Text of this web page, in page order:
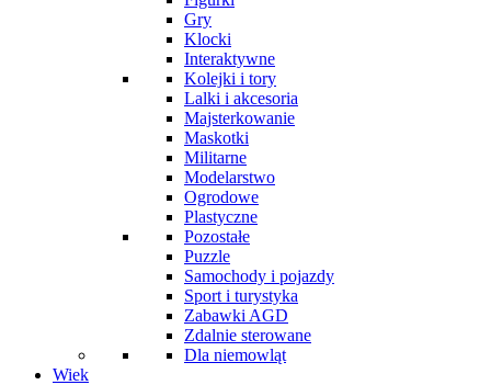
Gry
Klocki
Interaktywne
Kolejki i tory
Lalki i akcesoria
Majsterkowanie
Maskotki
Militarne
Modelarstwo
Ogrodowe
Plastyczne
Pozostałe
Puzzle
Samochody i pojazdy
Sport i turystyka
Zabawki AGD
Zdalnie sterowane
Dla niemowląt
Wiek